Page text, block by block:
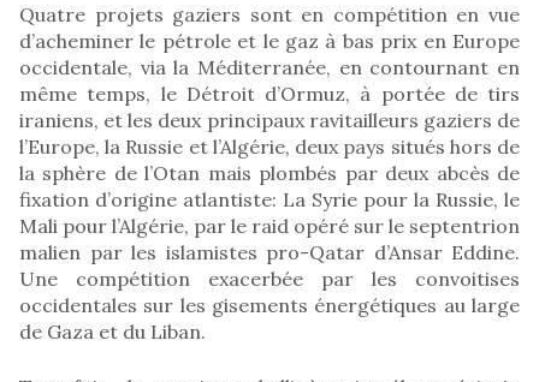
Quatre projets gaziers sont en compétition en vue
d’acheminer le pétrole et le gaz à bas prix en Europe
occidentale, via la Méditerranée, en contournant en
même temps, le Détroit d’Ormuz, à portée de tirs
iraniens, et les deux principaux ravitailleurs gaziers de
l’Europe, la Russie et l’Algérie, deux pays situés hors de
la sphère de l’Otan mais plombés par deux abcès de
fixation d’origine atlantiste: La Syrie pour la Russie, le
Mali pour l’Algérie, par le raid opéré sur le septentrion
malien par les islamistes pro-Qatar d’Ansar Eddine.
Une compétition exacerbée par les convoitises
occidentales sur les gisements énergétiques au large
de Gaza et du Liban.